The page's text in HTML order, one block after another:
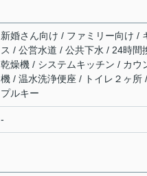
新婚さん向け / ファミリー向け /
ス / 公営水道 / 公共下水 / 24時
乾燥機 / システムキッチン / カ
機 / 温水洗浄便座 / トイレ２ヶ
プルキー
-